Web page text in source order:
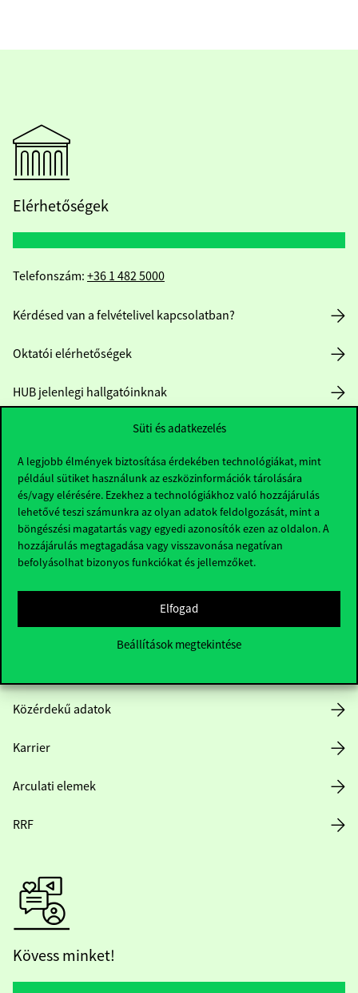
Süti és adatkezelés
A legjobb élmények biztosítása érdekében technológiákat, mint
például sütiket használunk az eszközinformációk tárolására
és/vagy elérésére. Ezekhez a technológiákhoz való hozzájárulás
lehetővé teszi számunkra az olyan adatok feldolgozását, mint a
böngészési magatartás vagy egyedi azonosítók ezen az oldalon. A
hozzájárulás megtagadása vagy visszavonása negatívan
befolyásolhat bizonyos funkciókat és jellemzőket.
Elfogad
Beállítások megtekintése
Elérhetőségek
Telefonszám: +36 1 482 5000
Kérdésed van a felvételivel kapcsolatban?
Oktatói elérhetőségek
HUB jelenlegi hallgatóinknak
press@uni-corvinus.hu
Hasznos linkek
Közérdekű adatok
Karrier
Arculati elemek
RRF
Kövess minket!